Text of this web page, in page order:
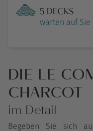
5 DECKS
warten auf Sie
DIE LE
CHARCOT
im Detail
Begeben Sie sich